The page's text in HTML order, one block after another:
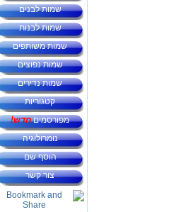
שמות לבנים
שמות לבנות
שמות משותפים
שמות נפוצים
שמות נדירים
קטגוריות
מפורסמיםחדש!
נומרולוגיה
הוסף שם
צור קשר